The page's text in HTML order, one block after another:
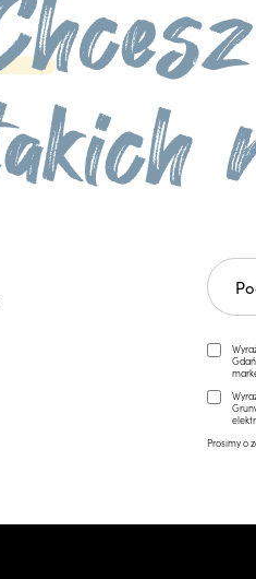
Prosimy o